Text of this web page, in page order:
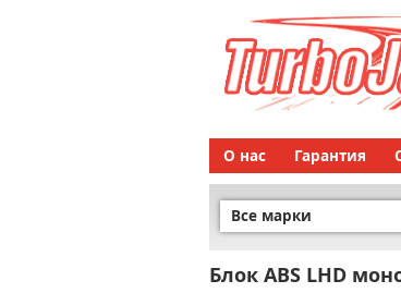
О нас Гарантия
Все марки
Блок ABS LHD